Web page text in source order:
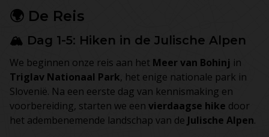
🌍 De Reis
🏔️ Dag 1-5: Hiken in de Julische Alpen
We beginnen onze reis aan het Meer van Bohinj in
Triglav Nationaal Park, het enige nationale park in
Slovenië. Na een eerste dag van kennismaking en
voorbereiding, starten we een vierdaagse hike door
het adembenemende landschap van de Julische Alpen.